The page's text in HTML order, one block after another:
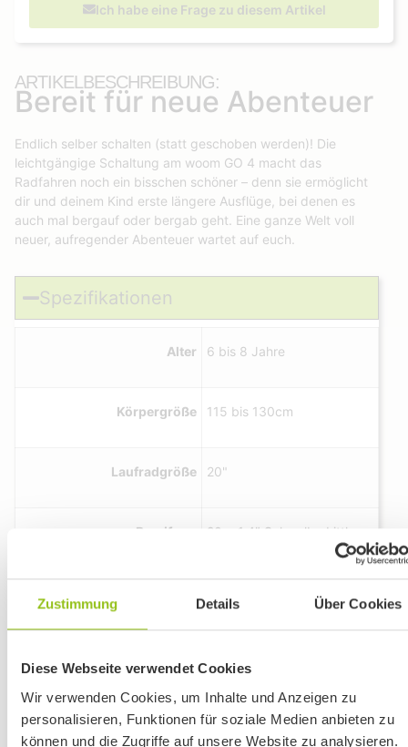
Zustimmung Details Über Cookies
Diese Webseite verwendet Cookies
Wir verwenden Cookies, um Inhalte und Anzeigen zu
personalisieren, Funktionen für soziale Medien anbieten zu
können und die Zugriffe auf unsere Website zu analysieren.
ARTIKELBESCHREIBUNG:
Bereit für neue Abenteuer
Endlich selber schalten (statt geschoben werden)! Die
leichtgängige Schaltung am woom GO 4 macht das
Radfahren noch ein bisschen schöner – denn sie ermöglicht
dir und deinem Kind erste längere Ausflüge, bei denen es
auch mal bergauf oder bergab geht. Eine ganze Welt voll
neuer, aufregender Abenteuer wartet auf euch.
Spezifikationen
Alter 6 bis 8 Jahre
Körpergröße 115 bis 130cm
Laufradgröße 20"
Bereifung
20 × 1,4″ Schwalbe Little
Gangschaltung
7 Gänge, kindgerechte
Anzeige Drehschaltgriff:
Rahmenmaterial
Ich habe eine Frage zu diesem Artikel
WIR SIND TROTZ BAUSTELLE GUT FÜR
EUCH ERREICHBAR!
eine Brücke und es wird dazu in Wenzenbach die
Wir sind aber natürlich weiterhin jederzeit für euch gut
erreichbar!